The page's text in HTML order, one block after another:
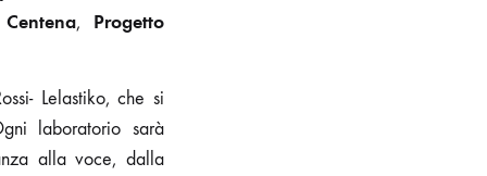
, Progetto
Lelastiko, che si
laboratorio sarà
alla voce, dalla